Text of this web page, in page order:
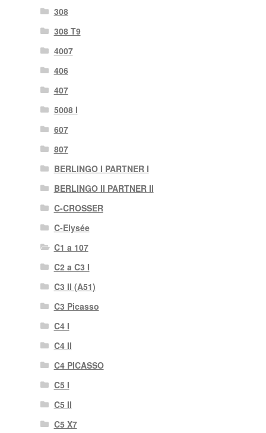
308
308 T9
4007
406
407
5008 I
607
807
BERLINGO I PARTNER I
BERLINGO II PARTNER II
C-CROSSER
C-Elysée
C1 a 107
C2 a C3 I
C3 II (A51)
C3 Picasso
C4 I
C4 II
C4 PICASSO
C5 I
C5 II
C5 X7